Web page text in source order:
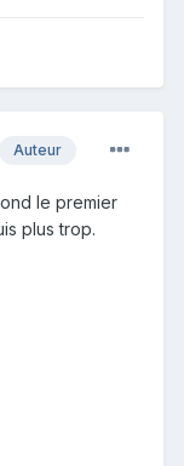
Auteur
le premier
plus trop.